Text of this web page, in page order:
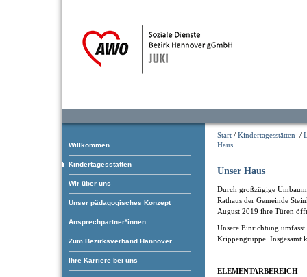
Willkommen
Kindertagesstätten
Wir über uns
Unser pädagogisches Konzept
Ansprechpartner*innen
Zum Bezirksverband Hannover
Ihre Karriere bei uns
Start / Kindertagesstätten /
Haus
Unser Haus
Durch großzügige
Rathaus der Gemeinde
August 2019 ihre Türen
Unsere Einrichtung
Krippengruppe. Insgesamt
ELEMENTARBEREICH